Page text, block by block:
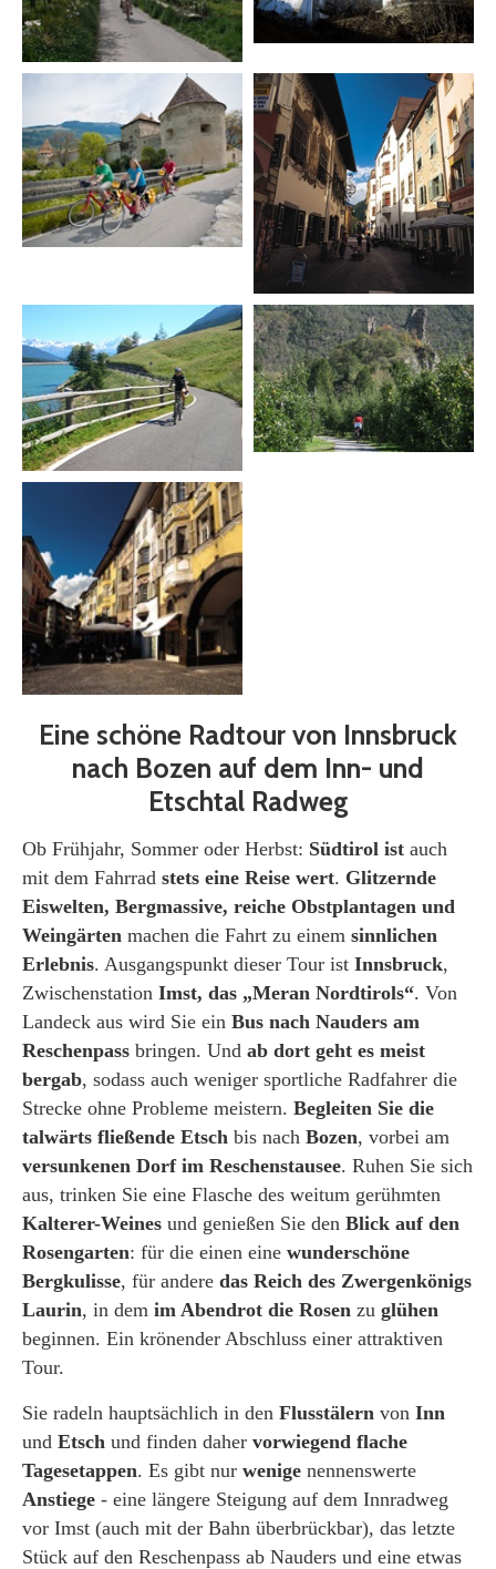
Eine schöne Radtour von Innsbruck
nach Bozen auf dem Inn- und
Etschtal Radweg
Ob Frühjahr, Sommer oder Herbst: Südtirol ist auch
mit dem Fahrrad stets eine Reise wert. Glitzernde
Eiswelten, Bergmassive, reiche Obstplantagen und
Weingärten machen die Fahrt zu einem sinnlichen
Erlebnis. Ausgangspunkt dieser Tour ist Innsbruck,
Zwischenstation Imst, das „Meran Nordtirols“. Von
Landeck aus wird Sie ein Bus nach Nauders am
Reschenpass bringen. Und ab dort geht es meist
bergab, sodass auch weniger sportliche Radfahrer die
Strecke ohne Probleme meistern. Begleiten Sie die
talwärts fließende Etsch bis nach Bozen, vorbei am
versunkenen Dorf im Reschenstausee. Ruhen Sie sich
aus, trinken Sie eine Flasche des weitum gerühmten
Kalterer-Weines und genießen Sie den Blick auf den
Rosengarten: für die einen eine wunderschöne
Bergkulisse, für andere das Reich des Zwergenkönigs
Laurin, in dem im Abendrot die Rosen zu glühen
beginnen. Ein krönender Abschluss einer attraktiven
Tour.
Sie radeln hauptsächlich in den Flusstälern von Inn
und Etsch und finden daher vorwiegend flache
Tagesetappen. Es gibt nur wenige nennenswerte
Anstiege - eine längere Steigung auf dem Innradweg
vor Imst (auch mit der Bahn überbrückbar), das letzte
Stück auf den Reschenpass ab Nauders und eine etwas